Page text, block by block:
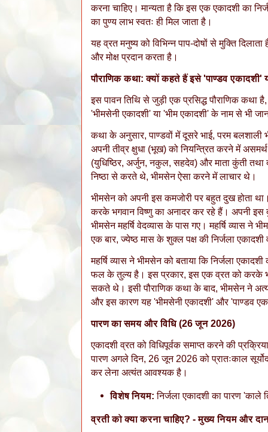
करना चाहिए। मान्यता है कि इस एक एकादशी का
का पुण्य लाभ स्वतः ही मिल जाता है।
​यह व्रत मनुष्य को विभिन्न पाप-दोषों से मुक्ति
और मोक्ष प्रदान करता है।
पौराणिक कथा: क्यों कहते हैं इसे 'पाण्डव एकादशी'
​इस पावन तिथि से जुड़ी एक प्रसिद्ध पौराणिक कथा
'भीमसेनी एकादशी' या 'भीम एकादशी' के नाम से भी
​कथा के अनुसार, पाण्डवों में दूसरे भाई, परम
अपनी तीव्र क्षुधा (भूख) को नियन्त्रित करने में
(युधिष्ठिर, अर्जुन, नकुल, सहदेव) और माता कुंती तथा
निष्ठा से करते थे, भीमसेन ऐसा करने में लाचार थे।
​भीमसेन को अपनी इस कमजोरी पर बहुत दुख होता
करके भगवान विष्णु का अनादर कर रहे हैं। अपनी इस
भीमसेन महर्षि वेदव्यास के पास गए। महर्षि व्यास ने
एक बार, ज्येष्ठ मास के शुक्ल पक्ष की निर्जला
​महर्षि व्यास ने भीमसेन को बताया कि निर्जला
फल के तुल्य है। इस प्रकार, इस एक व्रत को करके
सकते थे। इसी पौराणिक कथा के बाद, भीमसेन ने
और इस कारण यह 'भीमसेनी एकादशी' और 'पाण्डव
पारण का समय और विधि (26 जून 2026)
​एकादशी व्रत को विधिपूर्वक समाप्त करने की
पारण अगले दिन, 26 जून 2026 को प्रातःकाल
कर लेना अत्यंत आवश्यक है।
विशेष नियम: निर्जला एकादशी का पारण
व्रती को क्या करना चाहिए? - मुख्य नियम और